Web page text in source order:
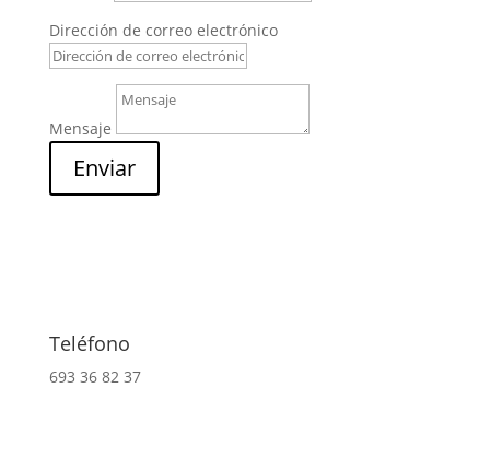
Dirección de correo electrónico
Mensaje
Enviar
Teléfono
693 36 82 37